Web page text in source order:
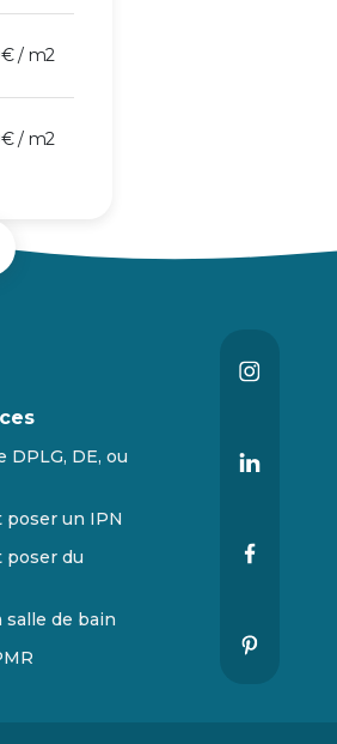
/ m2
/ m2
DPLG, DE, ou
poser un IPN
poser du
salle de bain